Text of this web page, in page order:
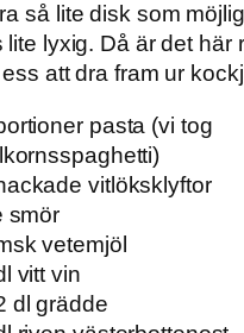
så lite disk som
lite lyxig. Då är det här
att dra fram ur
pasta (vi tog
vitlöksklyftor
smör
vetemjöl
vitt vin
dl grädde